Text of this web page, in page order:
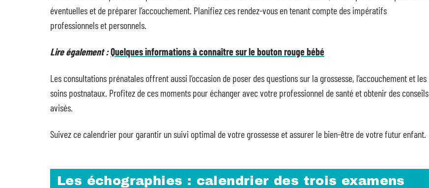
éventuelles et de préparer l’accouchement. Planifiez ces rendez-vous en tenant compte des impératifs
professionnels et personnels.
Lire également :Quelques informations à connaître sur le bouton rouge bébé
Les consultations prénatales offrent aussi l’occasion de poser des questions sur la grossesse, l’accouchement et les
soins postnataux. Profitez de ces moments pour échanger avec votre professionnel de santé et obtenir des conseils
avisés.
Suivez ce calendrier pour garantir un suivi optimal de votre grossesse et assurer le bien-être de votre futur enfant.
Les échographies : calendrier des trois examens